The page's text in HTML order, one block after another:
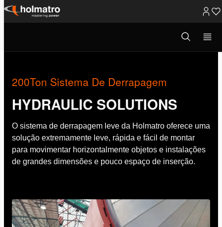
Ir
Abrir
modal
pesquisa
200Ton Sistema De...
200Ton Sistema De Derrapagem
HYDRAULIC SOLUTIONS
O sistema de derrapagem leve da Holmatro oferece uma
solução extremamente leve, rápida e fácil de montar
para movimentar horizontalmente objetos e instalações
de grandes dimensões e pouco espaço de inserção.